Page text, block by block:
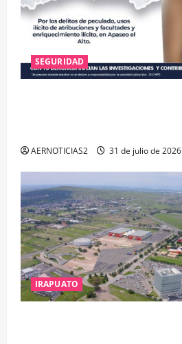
SEGURIDAD
AERNOTICIAS2 31 de julio de 2026
IRAPUATO